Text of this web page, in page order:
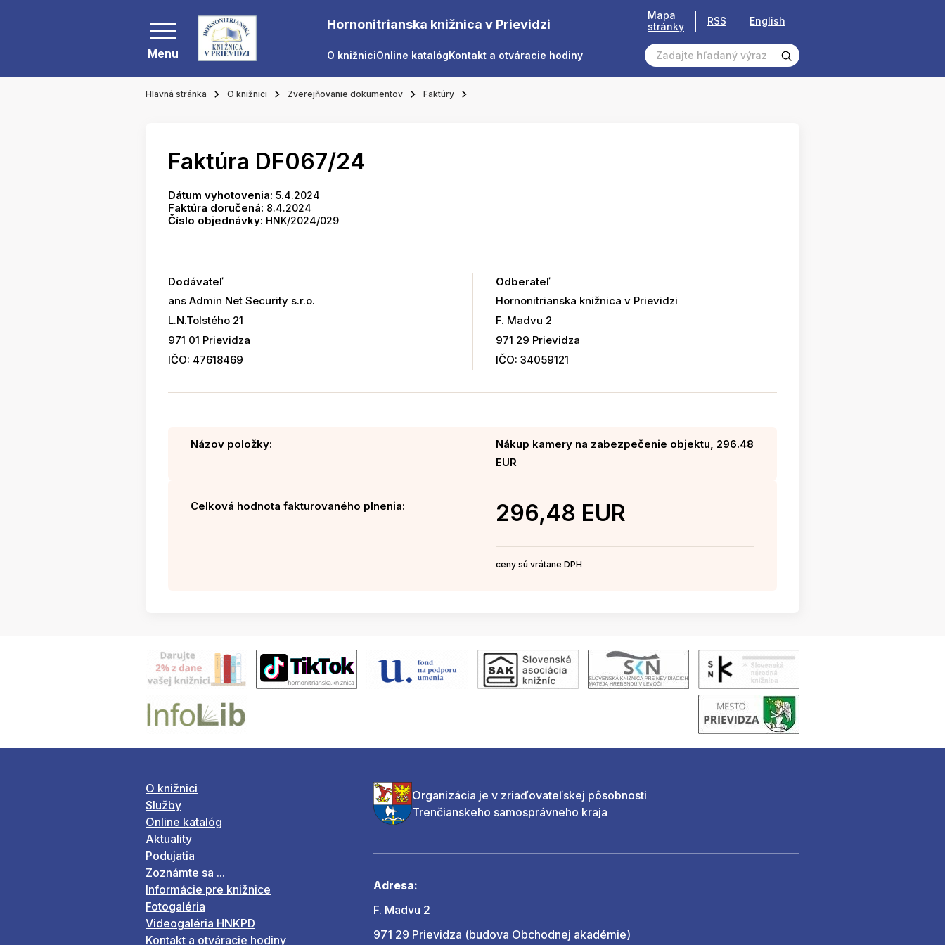
Menu
Hornonitrianska knižnica v Prievidzi
O knižniciOnline katalógKontakt a otváracie hodiny
Mapa
stránky
RSS English
Hlavná stránka O knižnici Zverejňovanie dokumentov Faktúry
Faktúra DF067/24
Dátum vyhotovenia: 5.4.2024
Faktúra doručená: 8.4.2024
Číslo objednávky: HNK/2024/029
Dodávateľ
ans Admin Net Security s.r.o.
L.N.Tolstého 21
971 01 Prievidza
IČO: 47618469
Odberateľ
Hornonitrianska knižnica v Prievidzi
F. Madvu 2
971 29 Prievidza
IČO: 34059121
Názov položky:
Nákup kamery na zabezpečenie objektu, 296.48
EUR
Celková hodnota fakturovaného plnenia: 296,48 EUR
ceny sú vrátane DPH
O knižnici
Služby
Online katalóg
Aktuality
Podujatia
Zoznámte sa ...
Informácie pre knižnice
Fotogaléria
Videogaléria HNKPD
Kontakt a otváracie hodiny
Organizácia je v zriaďovateľskej pôsobnosti
Trenčianskeho samosprávneho kraja
Adresa:
F. Madvu 2
971 29 Prievidza (budova Obchodnej akadémie)